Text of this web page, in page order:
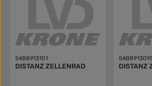
54B8913101
DISTANZ ZELLENRAD DISTANZ